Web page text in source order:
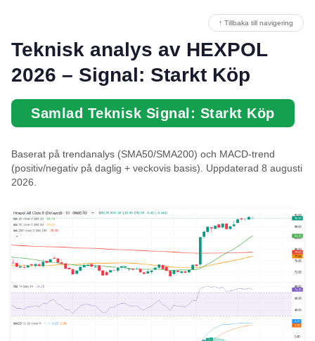
↑ Tillbaka till navigering
Teknisk analys av HEXPOL
2026 – Signal: Starkt Köp
Samlad Teknisk Signal: Starkt Köp
Baserat på trendanalys (SMA50/SMA200) och MACD-trend
(positiv/negativ på daglig + veckovis basis). Uppdaterad 8 augusti
2026.